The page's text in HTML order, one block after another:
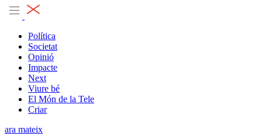
Política
Societat
Opinió
Impacte
Next
Viure bé
El Món de la Tele
Criar
ara mateix